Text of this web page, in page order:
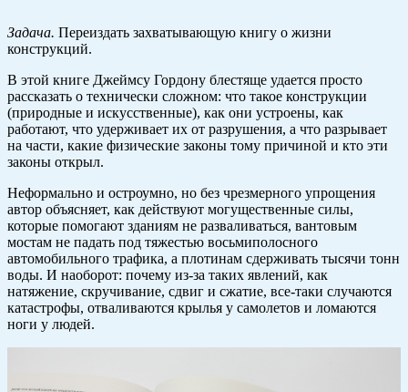
Задача. Переиздать захватывающую книгу о жизни
конструкций.
В этой книге Джеймсу Гордону блестяще удается просто
рассказать о технически сложном: что такое конструкции
(природные и искусственные), как они устроены, как
работают, что удерживает их от разрушения, а что разрывает
на части, какие физические законы тому причиной и кто эти
законы открыл.
Неформально и остроумно, но без чрезмерного упрощения
автор объясняет, как действуют могущественные силы,
которые помогают зданиям не разваливаться, вантовым
мостам не падать под тяжестью восьми­полосного
автомобильного трафика, а плотинам сдерживать тысячи тонн
воды. И наоборот: почему из-за таких явлений, как
натяжение, скру­чивание, сдвиг и сжатие, ­все-таки случаются
катастрофы, отваливаются крылья у самолетов и ломаются
ноги у людей.